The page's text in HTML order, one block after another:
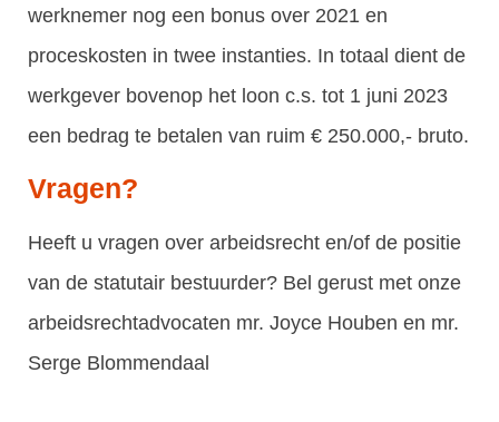
werknemer nog een bonus over 2021 en
proceskosten in twee instanties. In totaal dient de
werkgever bovenop het loon c.s. tot 1 juni 2023
een bedrag te betalen van ruim € 250.000,- bruto.
Vragen?
Heeft u vragen over arbeidsrecht en/of de positie
van de statutair bestuurder? Bel gerust met onze
arbeidsrechtadvocaten mr. Joyce Houben en mr.
Serge Blommendaal